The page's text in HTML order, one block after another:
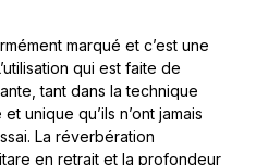
marqué et c’est une
qui est faite de
tant dans la technique
unique qu’ils n’ont jamais
La réverbération
en retrait et la profondeur